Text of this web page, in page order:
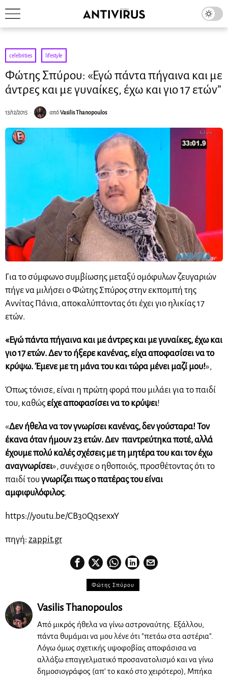
celebrities · lifestyle
Φώτης Σπύρου: «Εγώ πάντα πήγαινα και με
άντρες και με γυναίκες, έχω και γιο 17 ετών”
13/12/2015 απόVasilis Thanopoulos
Για το σύμφωνο συμβίωσης μεταξύ ομόφυλων ζευγαριών
πήγε να μιλήσει ο Φώτης Σπύρος στην εκπομπή της
Αννίτας Πάνια, αποκαλύπτοντας ότι έχει γιο ηλικίας 17
ετών.
«Εγώ πάντα πήγαινα και με άντρες και με γυναίκες, έχω και
γιο 17 ετών. Δεν το ήξερε κανένας, είχα αποφασίσει να το
κρύψω. Έμενε με τη μάνα του και τώρα μένει μαζί μου!»,
Όπως τόνισε, είναι η πρώτη φορά που μιλάει για το παιδί
του, καθώςείχε αποφασίσει να το κρύψει!
«Δεν ήθελα να τον γνωρίσει κανένας, δεν γούσταρα! Τον
έκανα όταν ήμουν 23 ετών. Δεν παντρεύτηκα ποτέ, αλλά
έχουμε πολύ καλές σχέσεις με τη μητέρα του και τον έχω
αναγνωρίσει», συνέχισε ο ηθοποιός, προσθέτοντας ότι το
παιδί τουγνωρίζει πως ο πατέρας του είναι
αμφιφυλόφιλος.
https://youtu.be/CB30QqsexxY
πηγή: zappit.gr
Φώτης Σπύρου
Vasilis Thanopoulos
Από μικρός ήθελα να γίνω αστροναύτης. Εξάλλου,
πάντα θυμάμαι να μου λένε ότι "πετάω στα αστέρια".
Λόγω όμως σχετικής υψοφοβίας αποφάσισα να
αλλάξω επαγγελματικό προσανατολισμό και να γίνω
δημοσιογράφος (απ' το κακό στο χειρότερο), Μπήκα